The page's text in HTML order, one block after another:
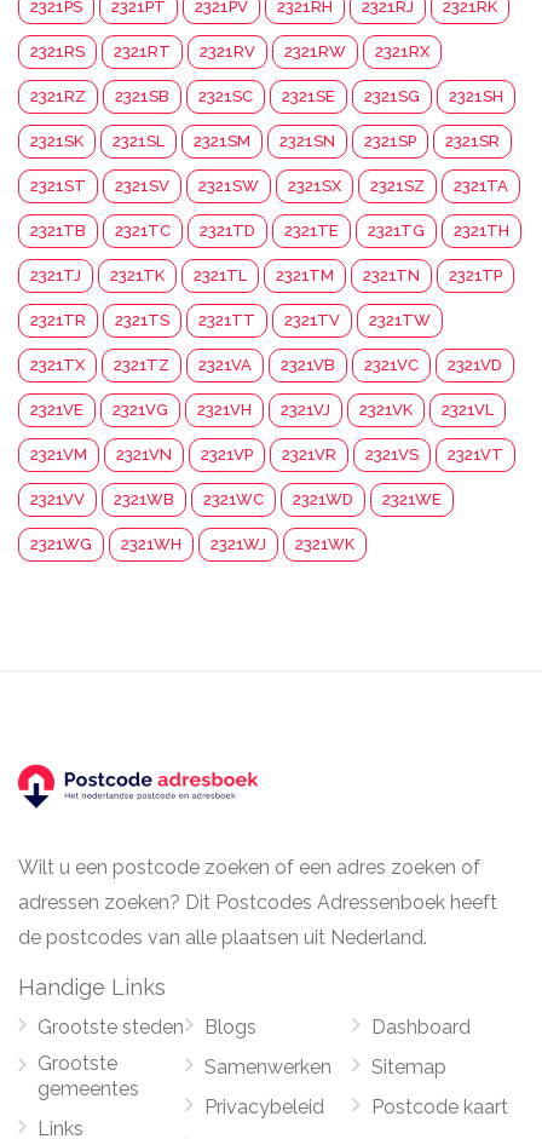
2321PS 2321PT 2321PV 2321RH 2321RJ 2321RK
2321RS 2321RT 2321RV 2321RW 2321RX
2321RZ 2321SB 2321SC 2321SE 2321SG 2321SH
2321SK 2321SL 2321SM 2321SN 2321SP 2321SR
2321ST 2321SV 2321SW 2321SX 2321SZ 2321TA
2321TB 2321TC 2321TD 2321TE 2321TG 2321TH
2321TJ 2321TK 2321TL 2321TM 2321TN 2321TP
2321TR 2321TS 2321TT 2321TV 2321TW
2321TX 2321TZ 2321VA 2321VB 2321VC 2321VD
2321VE 2321VG 2321VH 2321VJ 2321VK 2321VL
2321VM 2321VN 2321VP 2321VR 2321VS 2321VT
2321VV 2321WB 2321WC 2321WD 2321WE
2321WG 2321WH 2321WJ 2321WK
Wilt u een postcode zoeken of een adres zoeken of
adressen zoeken? Dit Postcodes Adressenboek heeft
de postcodes van alle plaatsen uit Nederland.
Handige Links
Grootste steden
Grootste
gemeentes
Links
Blogs
Samenwerken
Privacybeleid
Dashboard
Sitemap
Postcode kaart